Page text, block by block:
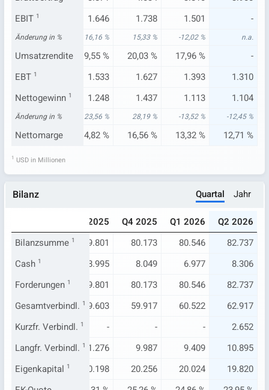
EBIT 1 1.646 1.738 1.501 -
Änderung in %
10,12 % 16,16 % 15,33 % -12,02 % n.a.
Umsatzrendite
19,82 % 19,55 % 20,03 % 17,96 %
-
EBT 1 1.533 1.627 1.393
1.310
Nettogewinn 1
1.261 1.248 1.437 1.113 1.104
Änderung in %
11,79 % 23,56 % 28,19 % -13,52 % -12,45 %
Nettomarge
15,21 % 14,82 % 16,56 % 13,32 % 12,71 %
1 USD in Millionen
Bilanz Quartal Jahr
Q3 2025 Q4 2025 Q1 2026
Q2 2026
Bilanzsumme 1
79.777 79.801 80.173 80.546
82.737
Cash 16.688 8.995 8.049 6.977
8.306
Forderungen 1
79.777 79.801 80.173 80.546
82.737
Gesamtverbindl. 1
59.576 59.603 59.917 60.522
62.917
Kurzfr. Verbindl. 1
- - - -
2.652
Langfr. Verbindl. 1
11.296 11.276 9.987 9.409
10.895
Eigenkapital 1
20.201 20.198 20.256 20.024
19.820